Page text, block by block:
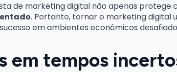
de marketing digital não apenas
. Portanto, tornar o marketing digital
em ambientes econômicos
em tempos